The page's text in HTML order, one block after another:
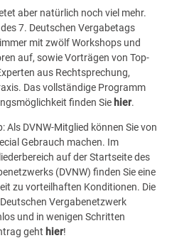
aber natürlich noch viel mehr.
7. Deutschen Vergabetags
mit zwölf Workshops und
auf, sowie Vorträgen von Top-
aus Rechtsprechung,
Das vollständige Programm
finden Sie hier.
Als DVNW-Mitglied können Sie von
Gebrauch machen. Im
auf der Startseite des
(DVNW) finden Sie eine
zu vorteilhaften Konditionen. Die
Vergabenetzwerk
und in wenigen Schritten
geht hier!